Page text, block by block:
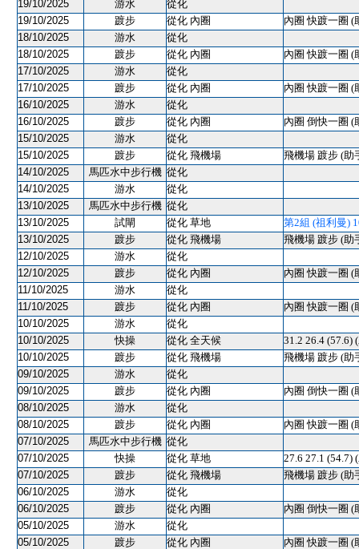
19/10/2025 游水
從化
19/10/2025
踱步 從化 內圈
內圈 快踱一圈 (
18/10/2025
游水
從化
18/10/2025
踱步 從化 內圈
內圈 快踱一圈 (
17/10/2025
游水
從化
17/10/2025
踱步 從化 內圈
內圈 快踱一圈 (
16/10/2025
游水
從化
16/10/2025
踱步 從化 內圈
內圈 倒快一圈 (
15/10/2025
游水
從化
15/10/2025
踱步 從化 飛機場
飛機場 踱步 (助
14/10/2025
馬匹水中步行機 從化
14/10/2025
游水
從化
13/10/2025
馬匹水中步行機 從化
13/10/2025
試閘 從化 草地
第2組 (祖利曼)
13/10/2025
踱步 從化 飛機場
飛機場 踱步 (助
12/10/2025
游水
從化
12/10/2025
踱步 從化 內圈
內圈 快踱一圈 (
11/10/2025
游水
從化
11/10/2025
踱步 從化 內圈
內圈 快踱一圈 (
10/10/2025
游水
從化
10/10/2025
快操 從化 全天候
31.2 26.4 (57.6)
10/10/2025
踱步 從化 飛機場
飛機場 踱步 (助
09/10/2025
游水
從化
09/10/2025
踱步 從化 內圈
內圈 倒快一圈 (
08/10/2025
游水
從化
08/10/2025
踱步 從化 內圈
內圈 快踱一圈 (
07/10/2025
馬匹水中步行機 從化
07/10/2025
快操 從化 草地
27.6 27.1 (54.7)
07/10/2025
踱步 從化 飛機場
飛機場 踱步 (助
06/10/2025
游水
從化
06/10/2025
踱步 從化 內圈
內圈 倒快一圈 (
05/10/2025
游水
從化
05/10/2025
踱步 從化 內圈
內圈 快踱一圈 (